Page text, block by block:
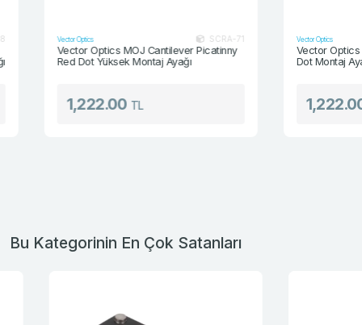
Vector Optics SCRA-71
Vector Optics MOJ Cantilever Picatinny
Red Dot Yüksek Montaj Ayağı
1,222.00TL
Vector Optics
Vector Optics
Dot Montaj Ayağı
1,222.00TL
Bu Kategorinin En Çok Satanları